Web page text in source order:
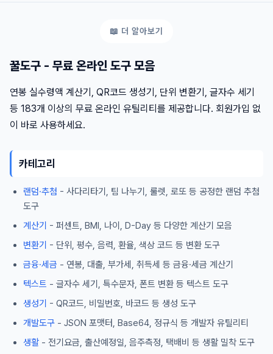
꿀도구 - 무료 온라인 도구 모음
연봉 실수령액 계산기, QR코드 생성기, 단위 변환기, 글자수 세기
등 183개 이상의 무료 온라인 유틸리티를 제공합니다. 회원가입 없
이 바로 사용하세요.
카테고리
랜덤·추첨 - 사다리타기, 팀 나누기, 룰렛, 로또 등 공정한 랜덤 추첨
도구
계산기 - 퍼센트, BMI, 나이, D-Day 등 다양한 계산기 모음
변환기 - 단위, 평수, 음력, 환율, 색상 코드 등 변환 도구
금융·세금 - 연봉, 대출, 부가세, 취득세 등 금융·세금 계산기
텍스트 - 글자수 세기, 특수문자, 폰트 변환 등 텍스트 도구
생성기 - QR코드, 비밀번호, 바코드 등 생성 도구
개발도구 - JSON 포맷터, Base64, 정규식 등 개발자 유틸리티
생활 - 전기요금, 출산예정일, 음주측정, 택배비 등 생활 밀착 도구